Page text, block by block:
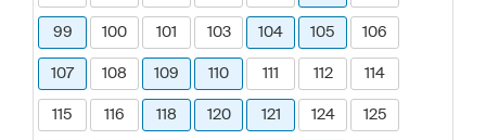
99 100 101 103 104 105 106
107 108 109 110 111 112 114
115 116 118 120 121 124 125